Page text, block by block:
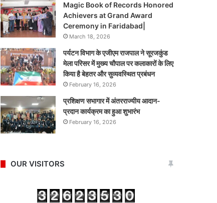
Magic Book of Records Honored
Achievers at Grand Award
Ceremony in Faridabad|
March 18, 2026
पर्यटन विभाग के एजीएम राजपाल ने सूरजकुंड
मेला परिसर में मुख्य चौपाल पर कलाकारों के लिए
किया है बेहतर और सुव्यवस्थित प्रबंधन
February 16, 2026
प्रशिक्षण सभागार में अंतरराज्यीय आदान-
प्रदान कार्यक्रम का हुआ शुभारंभ
February 16, 2026
OUR VISITORS